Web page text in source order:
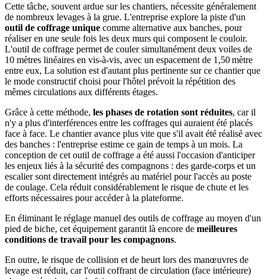
Cette tâche, souvent ardue sur les chantiers, nécessite généralement
de nombreux levages à la grue. L'entreprise explore la piste d'un
outil de coffrage unique comme alternative aux banches, pour
réaliser en une seule fois les deux murs qui composent le couloir.
L'outil de coffrage permet de couler simultanément deux voiles de
10 mètres linéaires en vis-à-vis, avec un espacement de 1,50 mètre
entre eux, La solution est d'autant plus pertinente sur ce chantier que
le mode constructif choisi pour l'hôtel prévoit la répétition des
mêmes circulations aux différents étages.
Grâce à cette méthode, les phases de rotation sont réduites, car il
n'y a plus d'interférences entre les coffrages qui auraient été placés
face à face. Le chantier avance plus vite que s'il avait été réalisé avec
des banches : l'entreprise estime ce gain de temps à un mois. La
conception de cet outil de coffrage a été aussi l'occasion d'anticiper
les enjeux liés à la sécurité des compagnons : des garde-corps et un
escalier sont directement intégrés au matériel pour l'accès au poste
de coulage. Cela réduit considérablement le risque de chute et les
efforts nécessaires pour accéder à la plateforme.
En éliminant le réglage manuel des outils de coffrage au moyen d'un
pied de biche, cet équipement garantit là encore de meilleures
conditions de travail pour les compagnons.
En outre, le risque de collision et de heurt lors des manœuvres de
levage est réduit, car l'outil coffrant de circulation (face intérieure)